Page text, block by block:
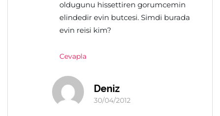
oldugunu hissettiren gorumcemin
elindedir evin butcesi. Simdi burada
evin reisi kim?
Cevapla
Deniz
30/04/2012